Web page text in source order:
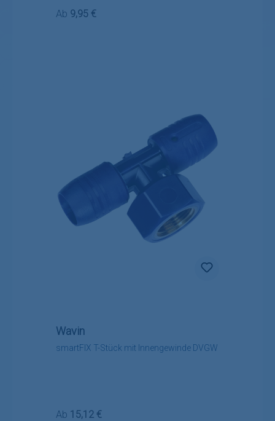
Regulärer Preis:
Ab 9,95 €
smartFIX T-Stück mit Innengewinde DVGW
Wavin
Regulärer Preis:
Ab 15,12 €